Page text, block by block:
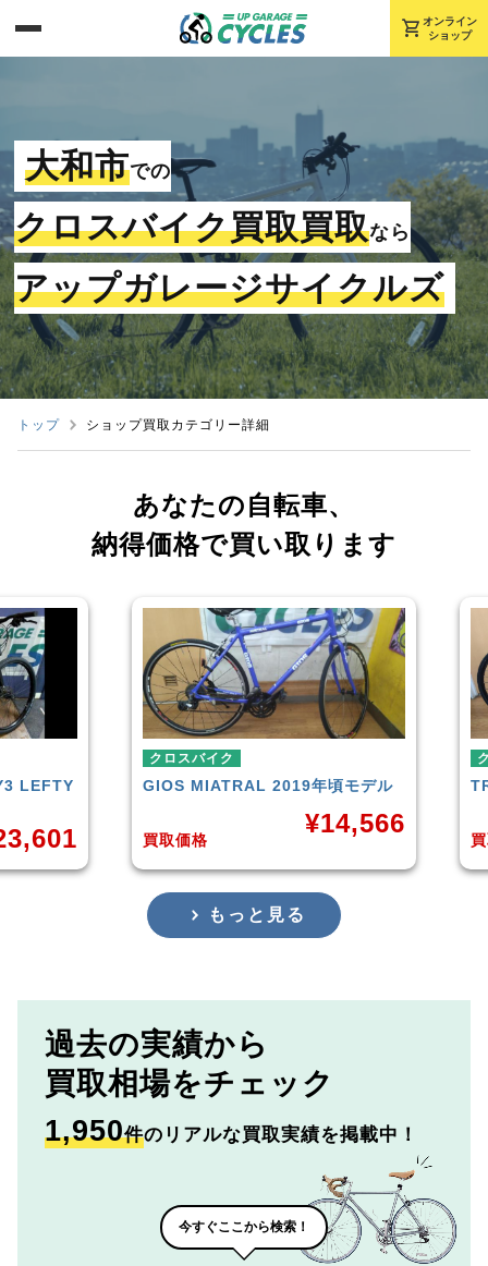
shopping_cart オンライン
ショップ
大和市での
クロスバイク買取買取なら
アップガレージサイクルズ
トップ ショップ買取カテゴリー詳細
あなたの自転車、
納得価格で買い取ります
クロスバイク
GIOSMIATRAL 2019年頃モデル
買取価格
14,566
クロ
買取
もっと見る
過去の実績から
買取相場をチェック
1,950件のリアルな買取実績を掲載中！
今すぐここから検索！